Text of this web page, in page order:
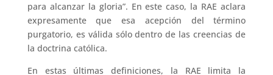
para alcanzar la gloria”. En este caso, la RAE aclara
expresamente que esa acepción del término
purgatorio, es válida sólo dentro de las creencias de
la doctrina católica.
En estas últimas definiciones, la RAE limita la